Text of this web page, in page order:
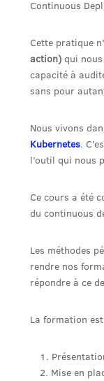
Continuous
Cette pratique
action) qui
capacité à
sans pour
Nous vivons
Kubernetes.
l’outil qui nous
Ce cours a été
du continuous
Les méthodes
rendre nos
répondre à ce
La formation
Mise en